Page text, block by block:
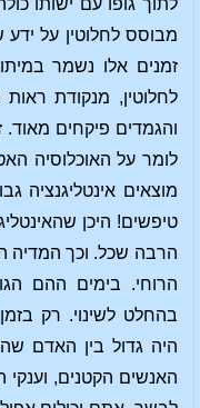
מבוסס לחלוטין על
זמנים אלו נשמר
לחלוטין, מנקודת
והגמדים פיקחים מאוד.
לומר על האוכלוסיה
מוצאים אינטליגנציה
טיפשים! היכן
הרבה שכל. וכך המדיה
הרוחי. בימים ההם
בהחלט לשינוי. רק
היה גדול בין האדם
האנשים הקטנים,